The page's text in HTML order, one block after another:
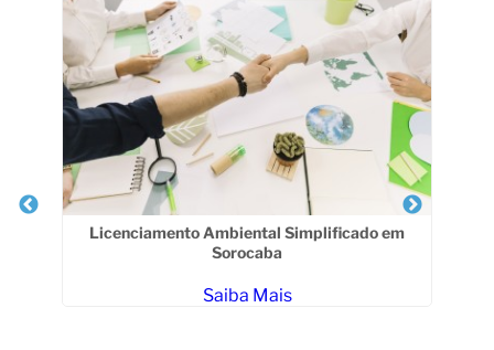
Licenciamento Ambiental Simplificado em
Sorocaba
Saiba Mais